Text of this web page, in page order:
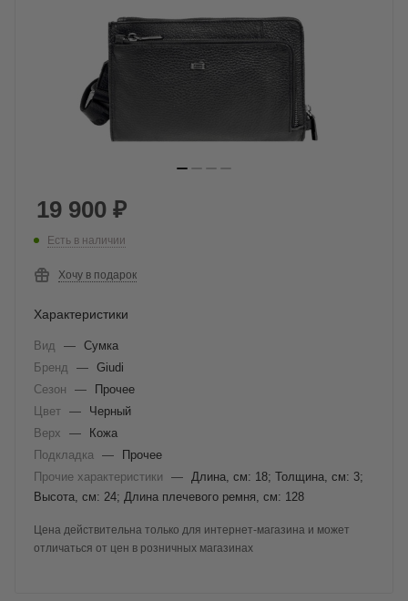
19 900 ₽
Есть в наличии
Хочу в подарок
Характеристики
Вид — Сумка
Бренд
— Giudi
Сезон
—
Прочее
Цвет —
Черный
Верх
—
Кожа
Подкладка
—
Прочее
Прочие характеристики
—
Длина, см: 18; Толщина, см: 3;
Высота, см: 24; Длина плечевого ремня, см: 128
Цена действительна только для интернет-магазина и может
отличаться от цен в розничных магазинах